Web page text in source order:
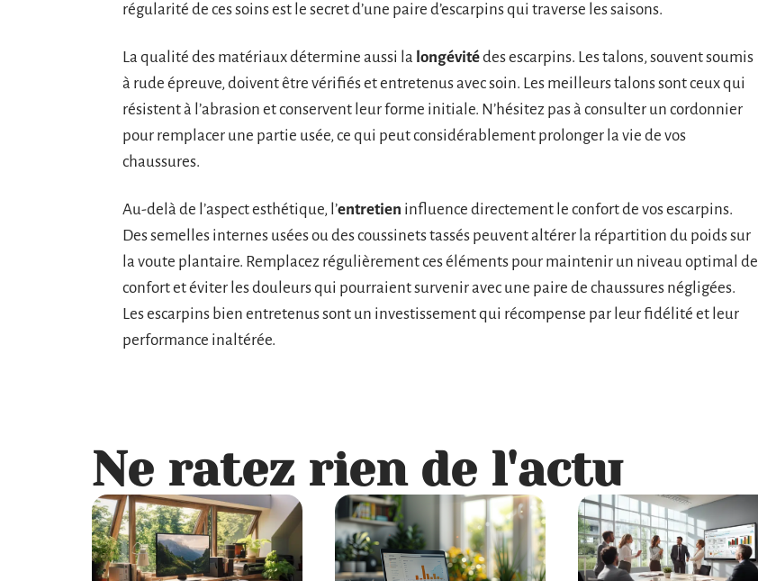
régularité de ces soins est le secret d’une paire d’escarpins qui traverse les saisons.
La qualité des matériaux détermine aussi la longévitédes escarpins. Les talons, souvent soumis
à rude épreuve, doivent être vérifiés et entretenus avec soin. Les meilleurs talons sont ceux qui
résistent à l’abrasion et conservent leur forme initiale. N’hésitez pas à consulter un cordonnier
pour remplacer une partie usée, ce qui peut considérablement prolonger la vie de vos
chaussures.
Au-delà de l’aspect esthétique, l’entretien influence directement le confort de vos escarpins.
Des semelles internes usées ou des coussinets tassés peuvent altérer la répartition du poids sur
la voute plantaire. Remplacez régulièrement ces éléments pour maintenir un niveau optimal de
confort et éviter les douleurs qui pourraient survenir avec une paire de chaussures négligées.
Les escarpins bien entretenus sont un investissement qui récompense par leur fidélité et leur
performance inaltérée.
Ne ratez rien de l'actu